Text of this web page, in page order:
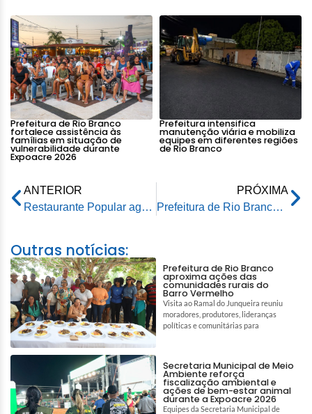
Prefeitura de Rio Branco
fortalece assistência às
famílias em situação de
vulnerabilidade durante
Expoacre 2026
Prefeitura intensifica
manutenção viária e mobiliza
equipes em diferentes regiões
de Rio Branco
ANTERIOR
Restaurante Popular agrada muito ao público em seu primeiro dia de funcionamento
PRÓXIMA
Prefeitura de Rio Branco anuncia vacinação para crianças acima de 3 anos e 4ª dose para maiores de 18
Outras notícias:
Prefeitura de Rio Branco
aproxima ações das
comunidades rurais do
Barro Vermelho
Visita ao Ramal do Junqueira reuniu
moradores, produtores, lideranças
políticas e comunitárias para
Secretaria Municipal de Meio
Ambiente reforça
fiscalização ambiental e
ações de bem-estar animal
durante a Expoacre 2026
Equipes da Secretaria Municipal de